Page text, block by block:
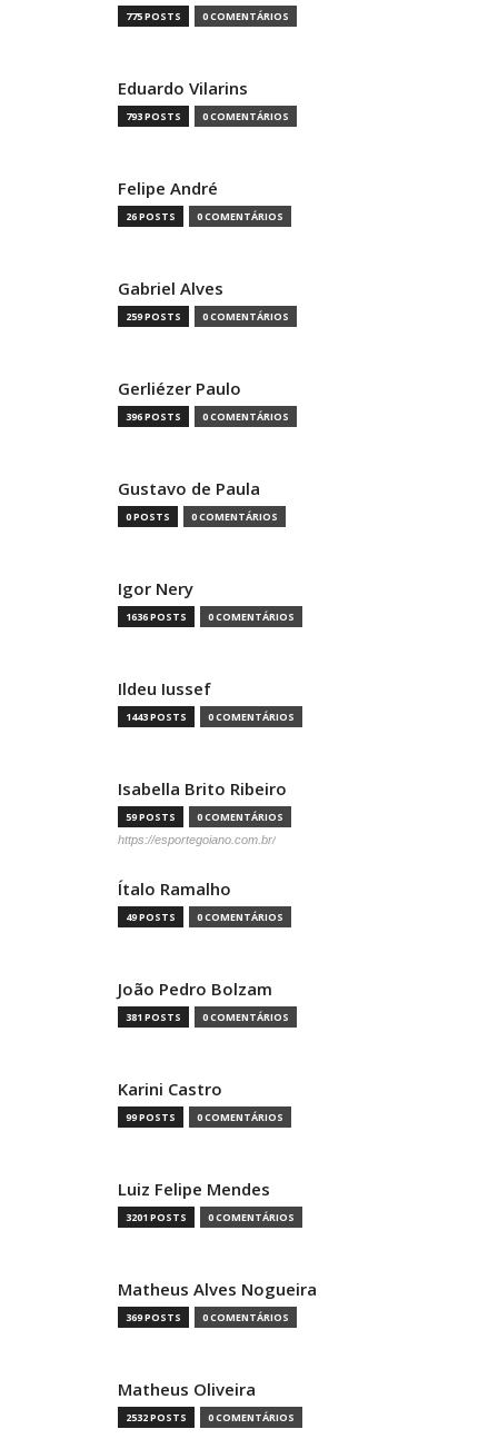
775 POSTS 0 COMENTÁRIOS
Eduardo Vilarins
793 POSTS 0 COMENTÁRIOS
Felipe André
26 POSTS 0 COMENTÁRIOS
Gabriel Alves
259 POSTS 0 COMENTÁRIOS
Gerliézer Paulo
396 POSTS 0 COMENTÁRIOS
Gustavo de Paula
0 POSTS 0 COMENTÁRIOS
Igor Nery
1636 POSTS 0 COMENTÁRIOS
Ildeu Iussef
1443 POSTS 0 COMENTÁRIOS
Isabella Brito Ribeiro
59 POSTS 0 COMENTÁRIOS
https://esportegoiano.com.br/
Ítalo Ramalho
49 POSTS 0 COMENTÁRIOS
João Pedro Bolzam
381 POSTS 0 COMENTÁRIOS
Karini Castro
99 POSTS 0 COMENTÁRIOS
Luiz Felipe Mendes
3201 POSTS 0 COMENTÁRIOS
Matheus Alves Nogueira
369 POSTS 0 COMENTÁRIOS
Matheus Oliveira
2532 POSTS 0 COMENTÁRIOS